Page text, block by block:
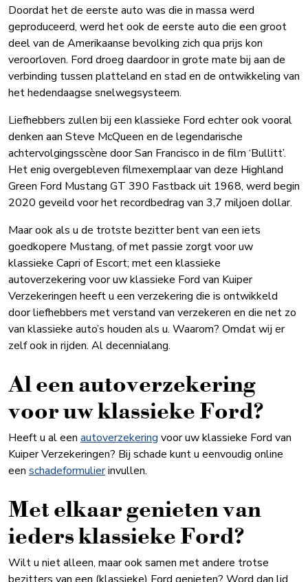
Doordat het de eerste auto was die in massa werd
geproduceerd, werd het ook de eerste auto die een groot
deel van de Amerikaanse bevolking zich qua prijs kon
veroorloven. Ford droeg daardoor in grote mate bij aan de
verbinding tussen platteland en stad en de ontwikkeling van
het hedendaagse snelwegsysteem.
Liefhebbers zullen bij een klassieke Ford echter ook vooral
denken aan Steve McQueen en de legendarische
achtervolgingsscène door San Francisco in de film ‘Bullitt’.
Het enig overgebleven filmexemplaar van deze Highland
Green Ford Mustang GT 390 Fastback uit 1968, werd begin
2020 geveild voor het recordbedrag van 3,7 miljoen dollar.
Maar ook als u de trotste bezitter bent van een iets
goedkopere Mustang, of met passie zorgt voor uw
klassieke Capri of Escort; met een klassieke
autoverzekering voor uw klassieke Ford van Kuiper
Verzekeringen heeft u een verzekering die is ontwikkeld
door liefhebbers met verstand van verzekeren en die net zo
van klassieke auto’s houden als u. Waarom? Omdat wij er
zelf ook in rijden. Al decennialang.
Al een autoverzekering
voor uw klassieke Ford?
Heeft u al een autoverzekering voor uw klassieke Ford van
Kuiper Verzekeringen? Bij schade kunt u eenvoudig online
een schadeformulierinvullen.
Met elkaar genieten van
ieders klassieke Ford?
Wilt u niet alleen, maar ook samen met andere trotse